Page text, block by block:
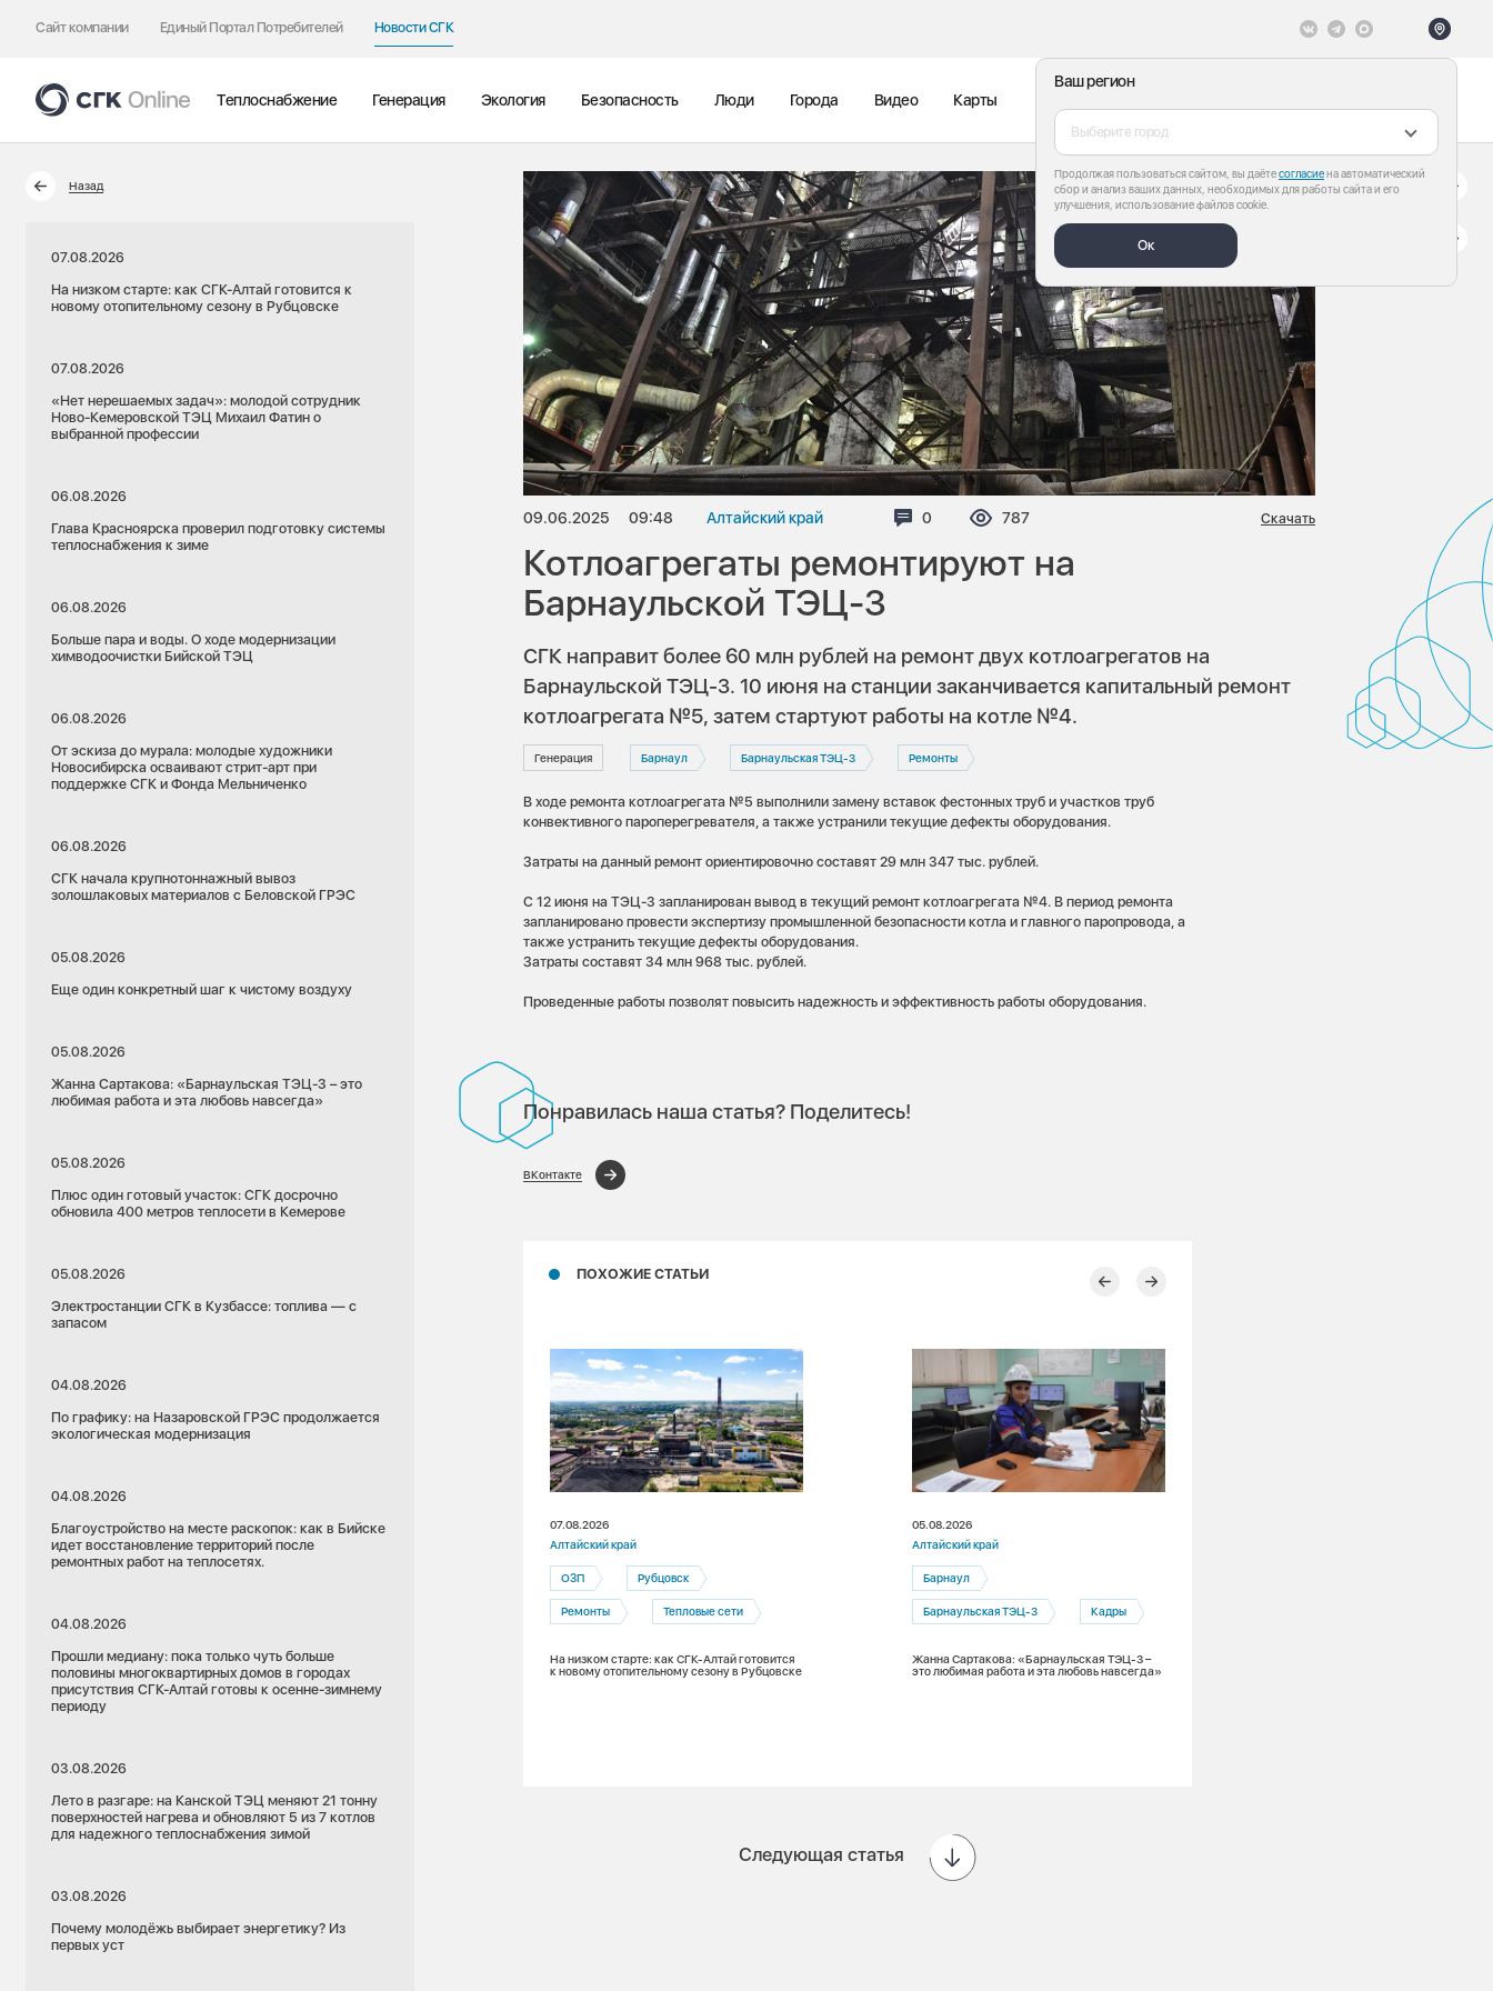
Сайт компании Единый Портал Потребителей Новости СГК
Ваш регион
Выберите город
Продолжая пользоваться сайтом, вы даётесогласиена автоматический
сбор и анализ ваших данных, необходимых для работы сайта и его
улучшения, использование файлов cookie.
Ок
Теплоснабжение Генерация Экология Безопасность Люди Города Видео Карты
Назад
07.08.2026
На низком старте: как СГК-Алтай готовится к
новому отопительному сезону в Рубцовске
07.08.2026
«Нет нерешаемых задач»: молодой сотрудник
Ново-Кемеровской ТЭЦ Михаил Фатин о
выбранной профессии
06.08.2026
Глава Красноярска проверил подготовку системы
теплоснабжения к зиме
06.08.2026
Больше пара и воды. О ходе модернизации
химводоочистки Бийской ТЭЦ
06.08.2026
От эскиза до мурала: молодые художники
Новосибирска осваивают стрит-арт при
поддержке СГК и Фонда Мельниченко
06.08.2026
СГК начала крупнотоннажный вывоз
золошлаковых материалов с Беловской ГРЭС
05.08.2026
Еще один конкретный шаг к чистому воздуху
05.08.2026
Жанна Сартакова: «Барнаульская ТЭЦ-3 – это
любимая работа и эта любовь навсегда»
05.08.2026
Плюс один готовый участок: СГК досрочно
обновила 400 метров теплосети в Кемерове
05.08.2026
Электростанции СГК в Кузбассе: топлива — с
запасом
04.08.2026
По графику: на Назаровской ГРЭС продолжается
экологическая модернизация
04.08.2026
Благоустройство на месте раскопок: как в Бийске
идет восстановление территорий после
ремонтных работ на теплосетях.
04.08.2026
Прошли медиану: пока только чуть больше
половины многоквартирных домов в городах
присутствия СГК-Алтай готовы к осенне-зимнему
периоду
03.08.2026
Лето в разгаре: на Канской ТЭЦ меняют 21 тонну
поверхностей нагрева и обновляют 5 из 7 котлов
для надежного теплоснабжения зимой
03.08.2026
Почему молодёжь выбирает энергетику? Из
первых уст
09.06.2025 09:48 Алтайский край Комментариев:
0 Просмотров:
787 Скачать
Котлоагрегаты ремонтируют на
Барнаульской ТЭЦ-3
СГК направит более 60 млн рублей на ремонт двух котлоагрегатов на
Барнаульской ТЭЦ-3. 10 июня на станции заканчивается капитальный ремонт
котлоагрегата №5, затем стартуют работы на котле №4.
Генерация Барнаул Барнаульская ТЭЦ-3 Ремонты
В ходе ремонта котлоагрегата №5 выполнили замену вставок фестонных труб и участков труб
конвективного пароперегревателя, а также устранили текущие дефекты оборудования.
Затраты на данный ремонт ориентировочно составят 29 млн 347 тыс. рублей.
С 12 июня на ТЭЦ-3 запланирован вывод в текущий ремонт котлоагрегата №4. В период ремонта
запланировано провести экспертизу промышленной безопасности котла и главного паропровода, а
также устранить текущие дефекты оборудования.
Затраты составят 34 млн 968 тыс. рублей.
Проведенные работы позволят повысить надежность и эффективность работы оборудования.
Понравилась наша статья? Поделитесь!
ВКонтакте
ПОХОЖИЕ СТАТЬИ
воды
23.07.2026
Красноярский край
На Красноярской ТЭЦ-2 развернулись
07.08.2026
Алтайский край
ОЗП Рубцовск
Ремонты Тепловые сети
На низком старте: как СГК-Алтай готовится
к новому отопительному сезону в Рубцовске
05.08.2026
Алтайский край
Барнаул
Барнаульская ТЭЦ-3 Кадры
Жанна Сартакова: «Барнаульская ТЭЦ-3 –
это любимая работа и эта любовь навсегда»
Следующая статья